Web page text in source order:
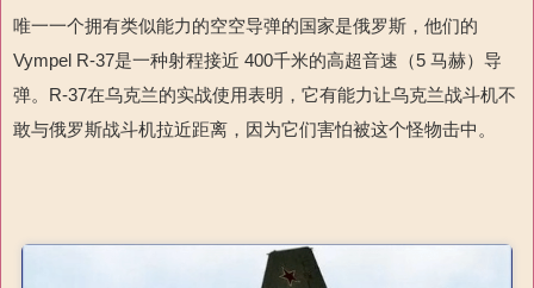
唯一一个拥有类似能力的空空导弹的国家是俄罗斯，他们的
Vympel R-37是一种射程接近 400千米的高超音速（5 马赫）导
弹。R-37在乌克兰的实战使用表明，它有能力让乌克兰战斗机不
敢与俄罗斯战斗机拉近距离，因为它们害怕被这个怪物击中。